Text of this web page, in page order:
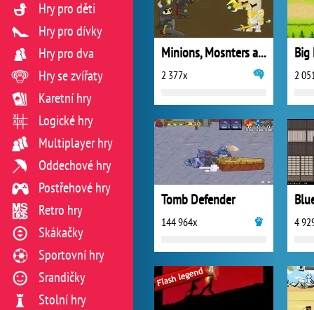
Minions, Mosnters and Madness
2 377x 2
Tomb Defender
144 964x 4
Hry pro děti
Hry pro dívky
Hry pro dva
Hry se zvířaty
Karetní hry
Logické hry
Multiplayer hry
Oddechové hry
Postřehové hry
Retro hry
Skákačky
Sportovní hry
Srandičky
Stolní hry